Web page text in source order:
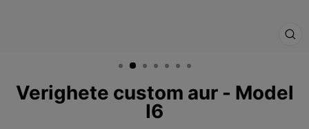
Verighete custom aur - Model
I6